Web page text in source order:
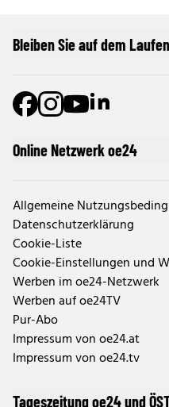
Online Netzwerk oe24
Allgemeine
Datenschutzerklärung
Cookie-Liste
Cookie-Einstellungen und
Werben im oe24-Netzwerk
Werben auf oe24TV
Pur-Abo
Impressum von oe24.at
Impressum von oe24.tv
Tageszeitung oe24 und
Bleiben Sie auf dem